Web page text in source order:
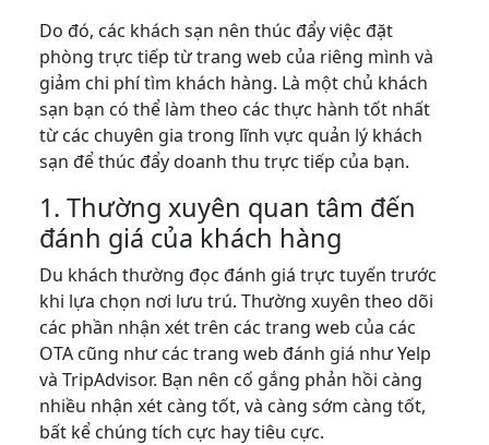
Do đó, các khách sạn nên thúc đẩy việc đặt
phòng trực tiếp từ trang web của riêng mình và
giảm chi phí tìm khách hàng. Là một chủ khách
sạn bạn có thể làm theo các thực hành tốt nhất
từ các chuyên gia trong lĩnh vực quản lý khách
sạn để thúc đẩy doanh thu trực tiếp của bạn.
1. Thường xuyên quan tâm đến
đánh giá của khách hàng
Du khách thường đọc đánh giá trực tuyến trước
khi lựa chọn nơi lưu trú. Thường xuyên theo dõi
các phần nhận xét trên các trang web của các
OTA cũng như các trang web đánh giá như Yelp
và TripAdvisor. Bạn nên cố gắng phản hồi càng
nhiều nhận xét càng tốt, và càng sớm càng tốt,
bất kể chúng tích cực hay tiêu cực.